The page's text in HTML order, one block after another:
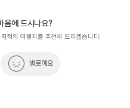
음에 드시나요?
적의 여행지를 추천해 드리겠습니다.
별로예요